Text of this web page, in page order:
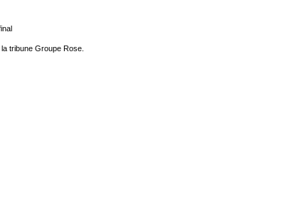
tribune Groupe Rose.